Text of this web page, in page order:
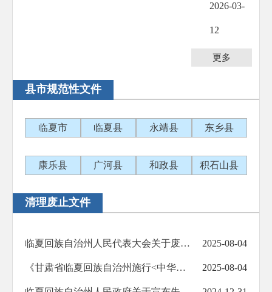
2026-03-
12
更多
县市规范性文件
临夏市 临夏县 永靖县 东乡县
康乐县 广河县 和政县 积石山县
清理废止文件
临夏回族自治州人民代表大会关于废止《甘肃省临夏回族自治州施行<中华人民共和国婚姻法> 的变通规定》和... 2025-08-04
《甘肃省临夏回族自治州施行<中华人民共和国婚姻法>的变通规定》 和《甘肃省临夏回族自治州食盐加碘消除... 2025-08-04